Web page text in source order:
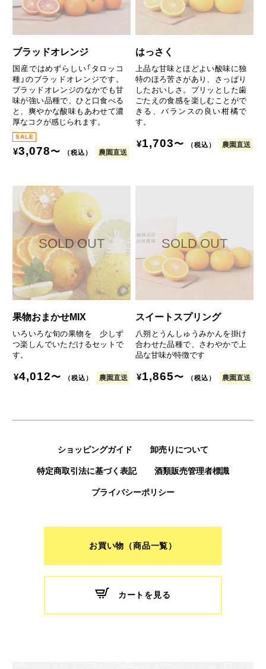
ブラッドオレンジ
国産ではめずらしい「タロッコ
種」のブラッドオレンジです。
ブラッドオレンジのなかでも甘
味が強い品種で、ひと口食べる
と、爽やかな酸味もあわせて濃
厚なコクが感じられます。
¥3,078〜 （税込） 農園直送
はっさく
上品な甘味とほどよい酸味に独
特のほろ苦さがあり、さっぱり
したおいしさ。プリッとした歯
ごたえの食感を楽しむことがで
きる、バランスの良い柑橘で
す。
¥1,703〜 （税込） 農園直送
果物おまかせMIX
いろいろな旬の果物を 少しず
つ楽しんでいただけるセットで
す。
¥4,012〜 （税込） 農園直送
スイートスプリング
八朔とうんしゅうみかんを掛け
合わせた品種で、さわやかで上
品な甘味が特徴です
¥1,865〜 （税込） 農園直送
ショッピングガイド 卸売りについて
特定商取引法に基づく表記 酒類販売管理者標識
プライバシーポリシー
お買い物（商品一覧）
カートを見る